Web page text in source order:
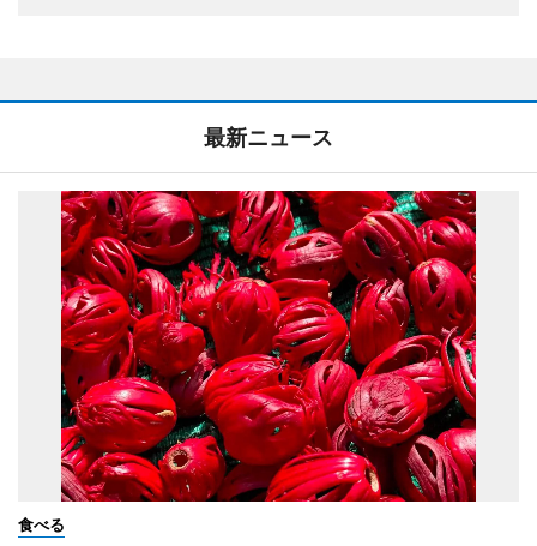
最新ニュース
食べる